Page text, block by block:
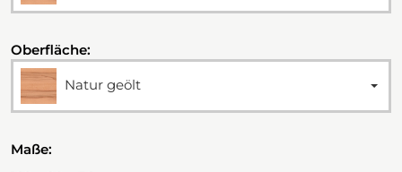
Oberfläche:
Natur geölt
Maße: